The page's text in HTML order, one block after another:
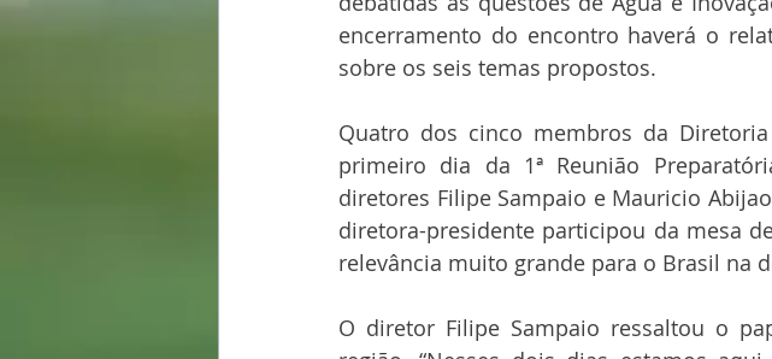
encerramento do encontro haverá o
sobre os seis temas propostos.
Quatro dos cinco membros da
primeiro dia da 1ª Reunião
diretores Filipe Sampaio e Mauricio
diretora-presidente participou da mesa
relevância muito grande para o Brasil na
O diretor Filipe Sampaio ressaltou o